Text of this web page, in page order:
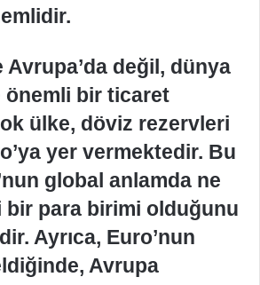
Avrupa’da değil, dünya
önemli bir ticaret
ülke, döviz rezervleri
yer vermektedir. Bu
global anlamda ne
bir para birimi olduğunu
Ayrıca, Euro’nun
Avrupa